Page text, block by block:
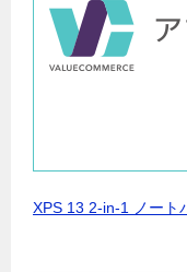
XPS 13 2-in-1 ノート